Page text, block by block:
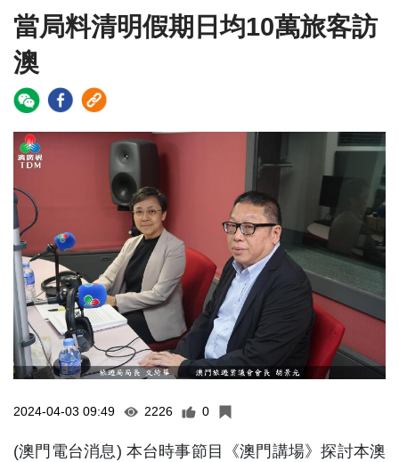
當局料清明假期日均10萬旅客訪
澳
2024-04-03 09:49 2226 0
(澳門電台消息) 本台時事節目《澳門講場》探討本澳